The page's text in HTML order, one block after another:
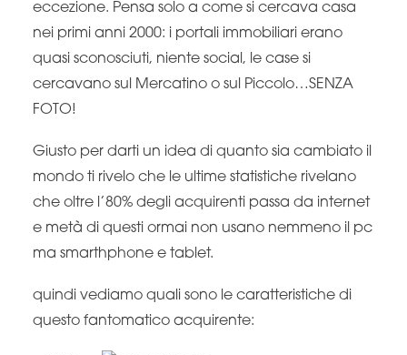
eccezione. Pensa solo a come si cercava casa
nei primi anni 2000: i portali immobiliari erano
quasi sconosciuti, niente social, le case si
cercavano sul Mercatino o sul Piccolo…SENZA
FOTO!
Giusto per darti un idea di quanto sia cambiato il
mondo ti rivelo che le ultime statistiche rivelano
che oltre l’80% degli acquirenti passa da internet
e metà di questi ormai non usano nemmeno il pc
ma smarthphone e tablet.
quindi vediamo quali sono le caratteristiche di
questo fantomatico acquirente: